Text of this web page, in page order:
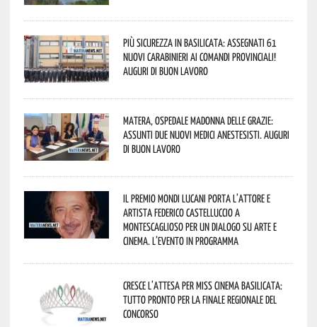
Più sicurezza in Basilicata: assegnati 61
nuovi Carabinieri ai Comandi provinciali!
Auguri di buon lavoro
Matera, Ospedale Madonna delle Grazie:
assunti due nuovi medici anestesisti. Auguri
di buon lavoro
Il Premio Mondi Lucani porta l’attore e
artista Federico Castelluccio a
Montescaglioso per un dialogo su arte e
cinema. L’evento in programma
Cresce l’attesa per Miss Cinema Basilicata:
tutto pronto per la finale regionale del
concorso